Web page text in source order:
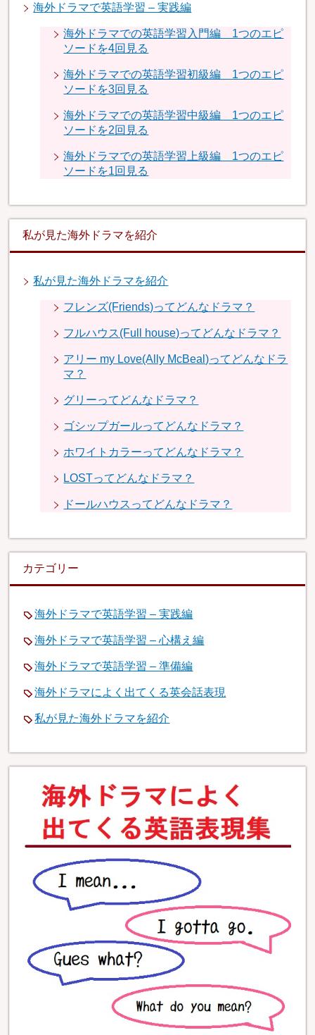
海外ドラマで英語学習 – 実践編
海外ドラマでの英語学習入門編 1つのエピ
ソードを4回見る
海外ドラマでの英語学習初級編 1つのエピ
ソードを3回見る
海外ドラマでの英語学習中級編 1つのエピ
ソードを2回見る
海外ドラマでの英語学習上級編 1つのエピ
ソードを1回見る
私が見た海外ドラマを紹介
私が見た海外ドラマを紹介
フレンズ(Friends)ってどんなドラマ？
フルハウス(Full house)ってどんなドラマ？
アリー my Love(Ally McBeal)ってどんなドラ
マ？
グリーってどんなドラマ？
ゴシップガールってどんなドラマ？
ホワイトカラーってどんなドラマ？
LOSTってどんなドラマ？
ドールハウスってどんなドラマ？
カテゴリー
海外ドラマで英語学習 – 実践編
海外ドラマで英語学習 – 心構え編
海外ドラマで英語学習 – 準備編
海外ドラマによく出てくる英会話表現
私が見た海外ドラマを紹介